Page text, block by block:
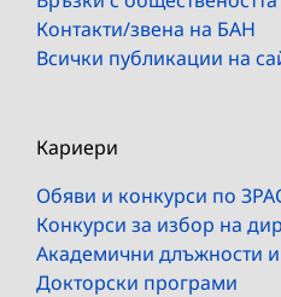
Контакти/звена на БАН
Всички публикации на
Кариери
Обяви и конкурси по
Конкурси за избор на
Академични длъжности
Докторски програми